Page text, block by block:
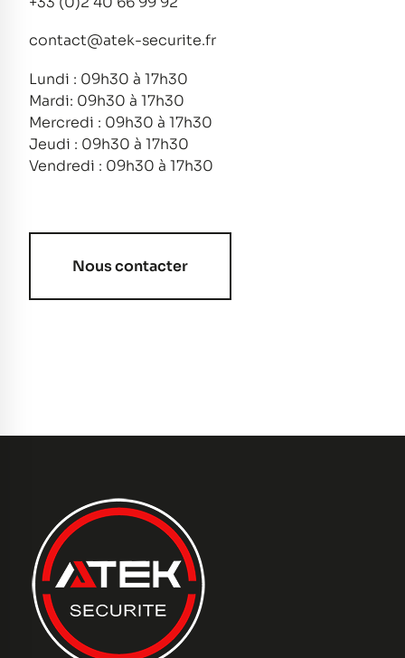
contact@atek-securite.fr
Lundi : 09h30 à 17h30
Mardi: 09h30 à 17h30
Mercredi : 09h30 à 17h30
Jeudi : 09h30 à 17h30
Vendredi : 09h30 à 17h30
Nous contacter